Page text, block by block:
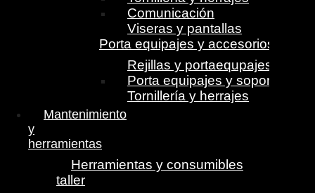
Comunicación
Viseras y pantallas
Porta equipajes y accesorios
Rejillas y portaequpajes
Porta equipajes y soportes
Tornillería y herrajes
Mantenimiento
y
herramientas
Herramientas y consumibles
taller